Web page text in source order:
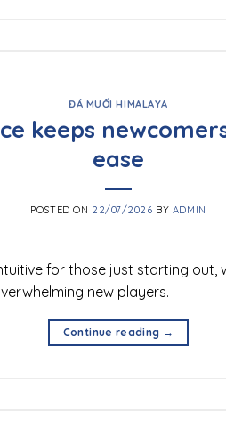
ĐÁ MUỐI HIMALAYA
keeps
ease
POSTED ON 22/07/2026 BY ADMIN
for those just starting
new players.
Continue reading →